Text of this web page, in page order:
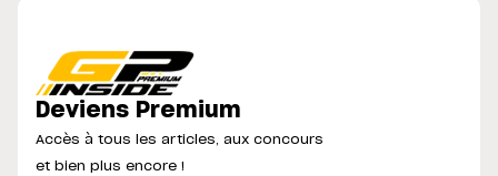
Deviens Premium
Accès à tous les articles, aux concours
et bien plus encore !